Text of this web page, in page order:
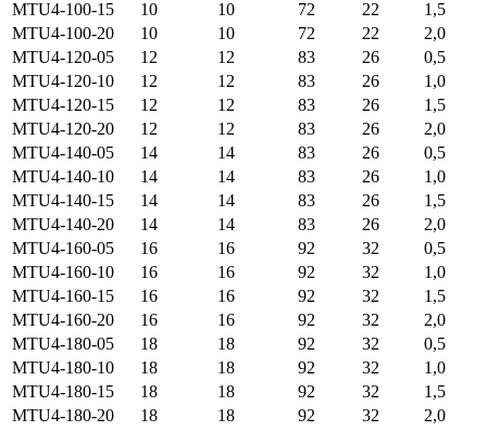
MTU4-100-15
10 10 72 22
1,5
MTU4-100-20
10 10 72 22
2,0
MTU4-120-05
12 12 83 26
0,5
MTU4-120-10
12 12 83 26
1,0
MTU4-120-15
12 12 83 26
1,5
MTU4-120-20
12 12 83 26
2,0
MTU4-140-05
14 14 83 26
0,5
MTU4-140-10
14 14 83 26
1,0
MTU4-140-15
14 14 83 26
1,5
MTU4-140-20
14 14 83 26
2,0
MTU4-160-05
16 16 92 32
0,5
MTU4-160-10
16 16 92 32
1,0
MTU4-160-15
16 16 92 32
1,5
MTU4-160-20
16 16 92 32
2,0
MTU4-180-05
18 18 92 32
0,5
MTU4-180-10
18 18 92 32
1,0
MTU4-180-15
18 18 92 32
1,5
MTU4-180-20
18 18 92 32
2,0